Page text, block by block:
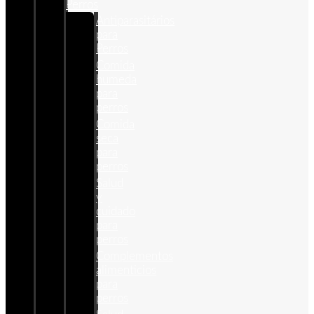
Perros
Antiparasitários
para
Perros
Comida
humeda
para
perros
Comida
seca
para
perros
Salud
y
cuidado
para
perros
Complementos
alimenticios
para
perros